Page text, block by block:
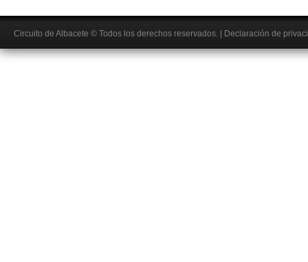
Circuito de Albacete © Todos los derechos reservados. | Declaración de